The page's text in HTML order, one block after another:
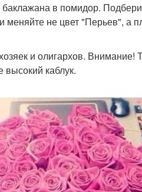
в помидор.
не цвет "Перьев", а
и олигархов. Внимание!
высокий каблук.